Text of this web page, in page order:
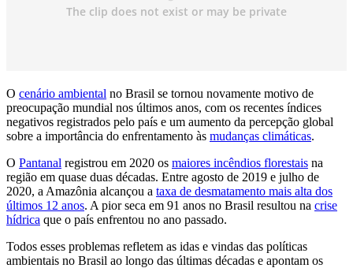
O cenário ambiental no Brasil se tornou novamente motivo de
preocupação mundial nos últimos anos, com os recentes índices
negativos registrados pelo país e um aumento da percepção global
sobre a importância do enfrentamento às mudanças climáticas.
O Pantanal registrou em 2020 os maiores incêndios florestais na
região em quase duas décadas. Entre agosto de 2019 e julho de
2020, a Amazônia alcançou a taxa de desmatamento mais alta dos
últimos 12 anos. A pior seca em 91 anos no Brasil resultou na crise
hídrica que o país enfrentou no ano passado.
Todos esses problemas refletem as idas e vindas das políticas
ambientais no Brasil ao longo das últimas décadas e apontam os